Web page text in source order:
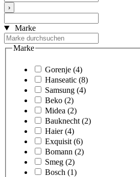
›
Marke
Marke
Gorenje (4)
Hanseatic (8)
Samsung (4)
Beko (2)
Midea (2)
Bauknecht (2)
Haier (4)
Exquisit (6)
Bomann (2)
Smeg (2)
Bosch (1)